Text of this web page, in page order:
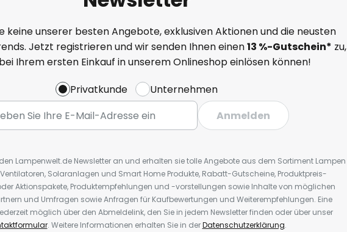
keine unserer besten Angebote, exklusiven Aktionen und die neusten
Jetzt registrieren und wir senden Ihnen einen13 %-Gutschein* zu,
Ihrem ersten Einkauf in unserem Onlineshop einlösen können!
Privatkunde
Unternehmen
Anmelden
Lampenwelt.de Newsletter an und erhalten sie tolle Angebote aus dem Sortiment Lampen
Solaranlagen und Smart Home Produkte, Rabatt-Gutscheine, Produktpreis-
Aktionspakete, Produktempfehlungen und -vorstellungen sowie Inhalte von möglichen
und Umfragen sowie Anfragen für Kaufbewertungen und Weiterempfehlungen. Eine
möglich über den Abmeldelink, den Sie in jedem Newsletter finden oder über unser
. Weitere Informationen erhalten Sie in derDatenschutzerklärung.